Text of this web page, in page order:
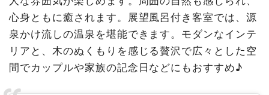
心身ともに癒されます。展望風呂付き客室では、源
泉かけ流しの温泉を堪能できます。モダンなインテ
リアと、木のぬくもりを感じる贅沢で広々とした空
間でカップルや家族の記念日などにもおすすめ♪